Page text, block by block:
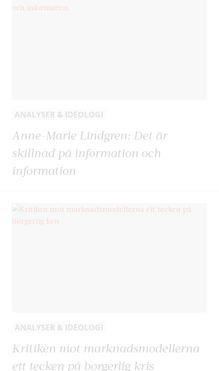
ANALYSER & IDEOLOGI
Anne-Marie Lindgren: Det är
skillnad på information och
information
ANALYSER & IDEOLOGI
Kritiken mot marknadsmodellerna
ett tecken på borgerlig kris